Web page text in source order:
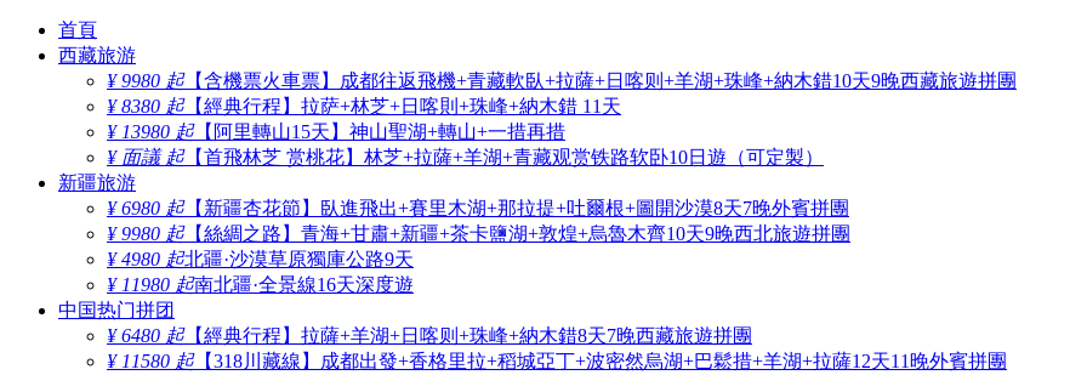
首頁
西藏旅游
¥ 9980 起【含機票火車票】成都往返飛機+青藏軟臥+拉薩+日喀则+羊湖+珠峰+納木錯10天9晚西藏旅遊拼團
¥ 8380 起【經典行程】拉萨+林芝+日喀則+珠峰+納木錯 11天
¥ 13980 起【阿里轉山15天】神山聖湖+轉山+一措再措
¥ 面議 起【首飛林芝 赏桃花】林芝+拉薩+羊湖+青藏观赏铁路软卧10日遊（可定製）
新疆旅游
¥ 6980 起【新疆杏花節】臥進飛出+賽里木湖+那拉提+吐爾根+圖開沙漠8天7晚外賓拼團
¥ 9980 起【絲綢之路】青海+甘肅+新疆+茶卡鹽湖+敦煌+烏魯木齊10天9晚西北旅遊拼團
¥ 4980 起北疆·沙漠草原獨庫公路9天
¥ 11980 起南北疆·全景線16天深度遊
中国热门拼团
¥ 6480 起【經典行程】拉薩+羊湖+日喀则+珠峰+納木錯8天7晚西藏旅遊拼團
¥ 11580 起【318川藏線】成都出發+香格里拉+稻城亞丁+波密然烏湖+巴鬆措+羊湖+拉薩12天11晚外賓拼團